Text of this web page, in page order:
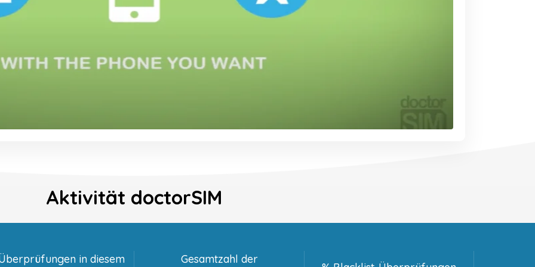
Aktivität doctorSIM
in diesem Gesamtzahl der